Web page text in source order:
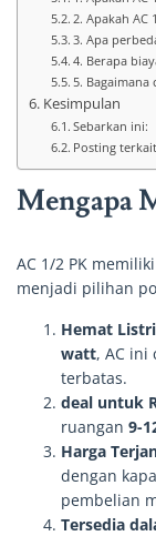
2. Apakah
3. Apa
4. Berapa
5. Bagaimana
Kesimpulan
Sebarkan ini:
Posting
Mengapa
AC 1/2 PK
menjadi pilihan
Hemat
watt, AC ini
terbatas.
deal untuk
ruangan 9-
Harga
dengan
pembelian
Tersedia